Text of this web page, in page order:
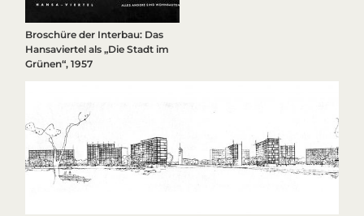
Broschüre der Interbau: Das
Hansaviertel als „Die Stadt im
Grünen“, 1957